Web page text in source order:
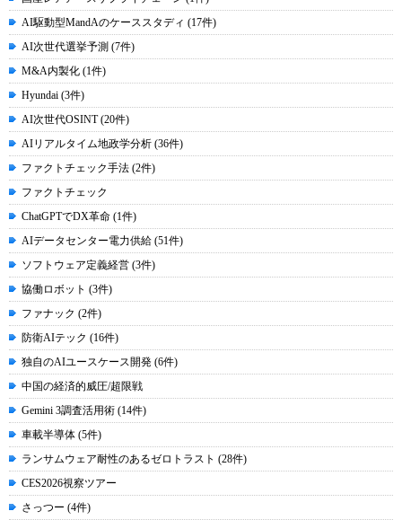
AI駆動型MandAのケーススタディ (17件)
AI次世代選挙予測 (7件)
M&A内製化 (1件)
Hyundai (3件)
AI次世代OSINT (20件)
AIリアルタイム地政学分析 (36件)
ファクトチェック手法 (2件)
ファクトチェック
ChatGPTでDX革命 (1件)
AIデータセンター電力供給 (51件)
ソフトウェア定義経営 (3件)
協働ロボット (3件)
ファナック (2件)
防衛AIテック (16件)
独自のAIユースケース開発 (6件)
中国の経済的威圧/超限戦
Gemini 3調査活用術 (14件)
車載半導体 (5件)
ランサムウェア耐性のあるゼロトラスト (28件)
CES2026視察ツアー
さっつー (4件)